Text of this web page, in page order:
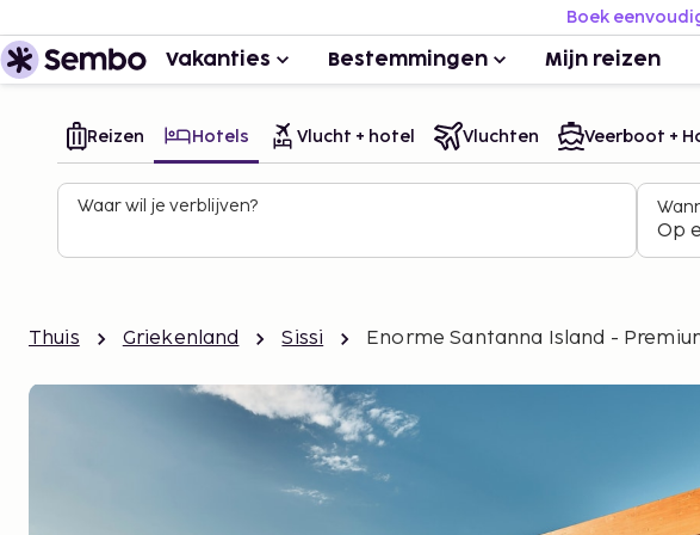
Boek
Vakanties Bestemmingen Mijn reizen
Reizen Hotels Vlucht + hotel Vluchten Veerboot +
Waar wil je verblijven?
Op
Thuis Griekenland Sissi Enorme Santanna Island -